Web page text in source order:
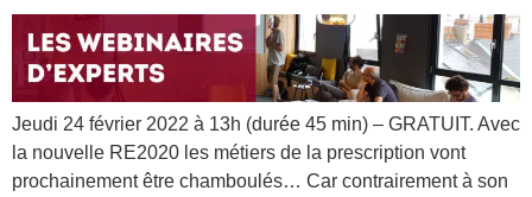
Jeudi 24 février 2022 à 13h (durée 45 min) – GRATUIT. Avec
la nouvelle RE2020 les métiers de la prescription vont
prochainement être chamboulés… Car contrairement à son